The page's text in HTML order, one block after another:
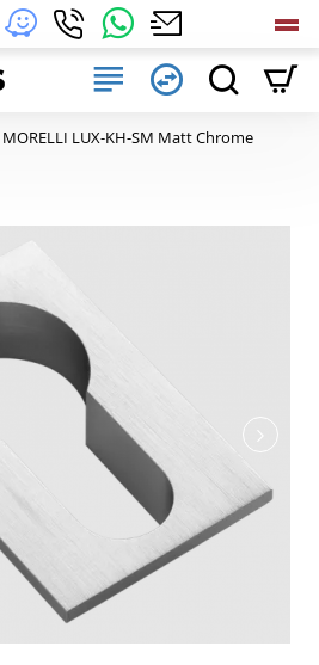
MORELLI LUX-KH-SM Matt Chrome